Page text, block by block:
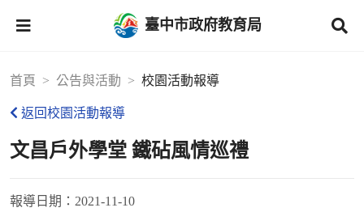
臺中市政府教育局
首頁 公告與活動 校園活動報導
返回校園活動報導
文昌戶外學堂 鐵砧風情巡禮
報導日期： 2021-11-10